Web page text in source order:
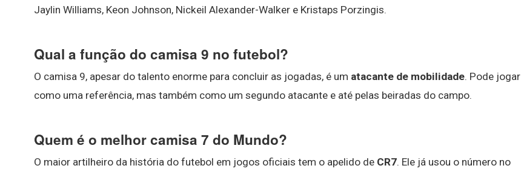
Jaylin Williams, Keon Johnson, Nickeil Alexander-Walker e Kristaps Porzingis.
Qual a função do camisa 9 no futebol?
O camisa 9, apesar do talento enorme para concluir as jogadas, é um atacante de mobilidade. Pode jogar
como uma referência, mas também como um segundo atacante e até pelas beiradas do campo.
Quem é o melhor camisa 7 do Mundo?
O maior artilheiro da história do futebol em jogos oficiais tem o apelido de CR7. Ele já usou o número no